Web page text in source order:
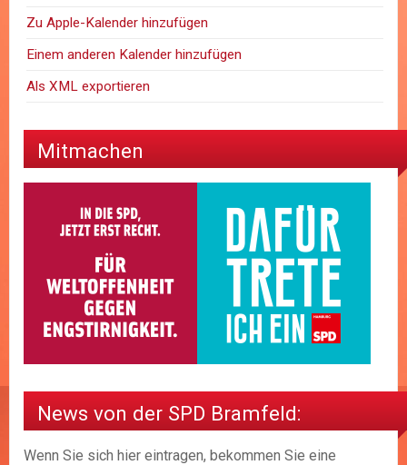
Zu Apple-Kalender hinzufügen
Einem anderen Kalender hinzufügen
Als XML exportieren
Mitmachen
News von der SPD Bramfeld:
Wenn Sie sich hier eintragen, bekommen Sie eine